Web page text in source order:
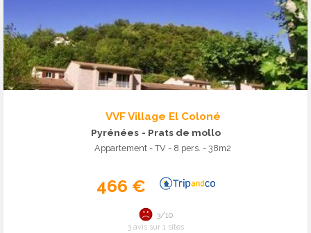
VVF Village El Coloné
Pyrénées - Prats de mollo
Appartement - TV - 8 pers. - 38m2
466 €
3/10
3 avis sur 1 sites